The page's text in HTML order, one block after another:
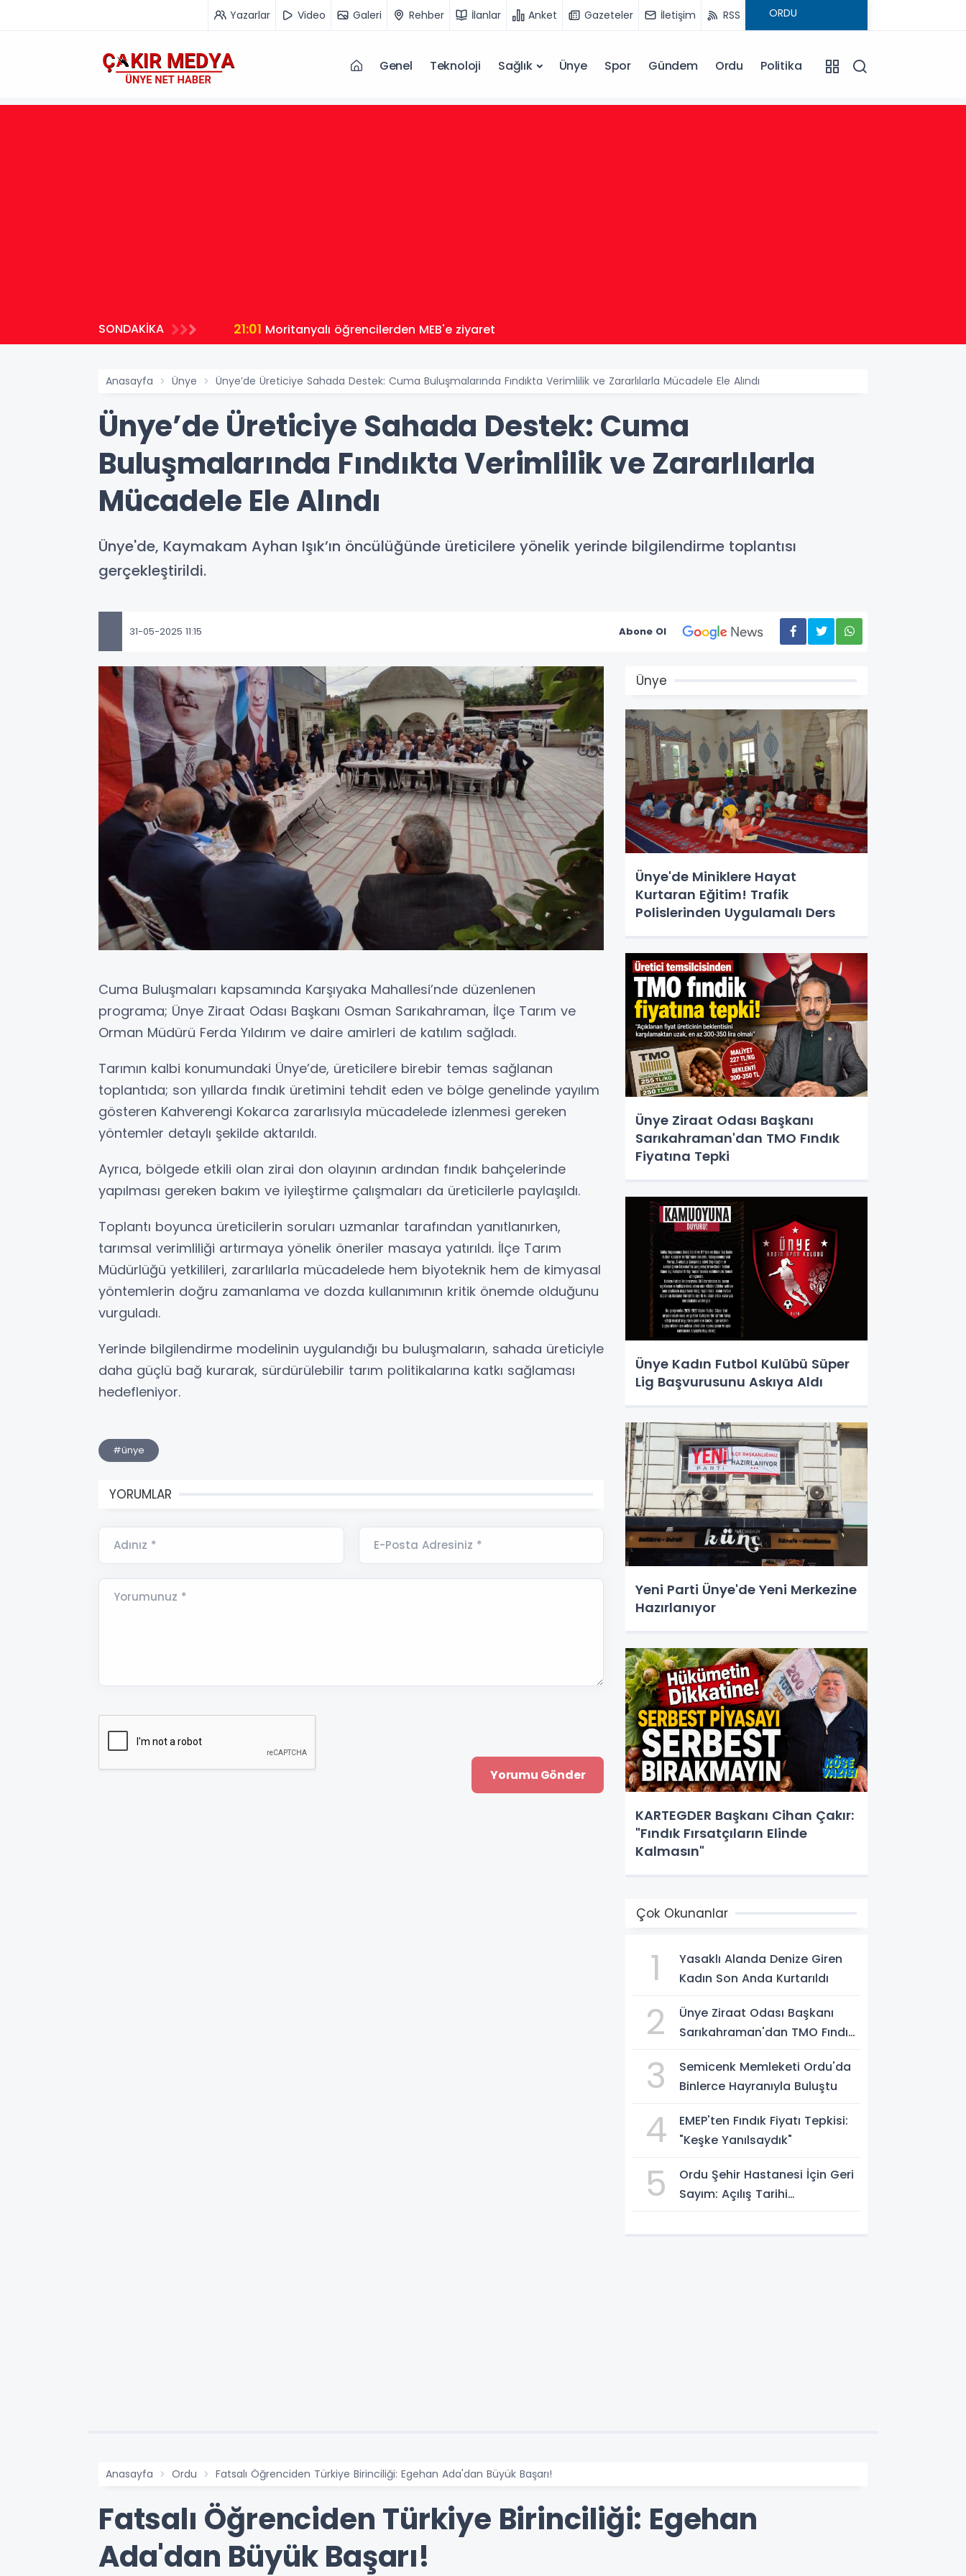
Yazarlar Video Galeri Rehber İlanlar Anket Gazeteler İletişim RSS
Genel Teknoloji Sağlık Ünye Spor Gündem Ordu Politika
SONDAKİKA 21:01 Moritanyalı öğrencilerden MEB'e ziyaret
Anasayfa Ünye Ünye’de Üreticiye Sahada Destek: Cuma Buluşmalarında Fındıkta Verimlilik ve Zararlılarla Mücadele Ele Alındı
Ünye’de Üreticiye Sahada Destek: Cuma
Buluşmalarında Fındıkta Verimlilik ve Zararlılarla
Mücadele Ele Alındı
Ünye'de, Kaymakam Ayhan Işık’ın öncülüğünde üreticilere yönelik yerinde bilgilendirme toplantısı
gerçekleştirildi.
31-05-2025 11:15 Abone Ol
Cuma Buluşmaları kapsamında Karşıyaka Mahallesi’nde düzenlenen
programa; Ünye Ziraat Odası Başkanı Osman Sarıkahraman, İlçe Tarım ve
Orman Müdürü Ferda Yıldırım ve daire amirleri de katılım sağladı.
Tarımın kalbi konumundaki Ünye’de, üreticilere birebir temas sağlanan
toplantıda; son yıllarda fındık üretimini tehdit eden ve bölge genelinde yayılım
gösteren Kahverengi Kokarca zararlısıyla mücadelede izlenmesi gereken
yöntemler detaylı şekilde aktarıldı.
Ayrıca, bölgede etkili olan zirai don olayının ardından fındık bahçelerinde
yapılması gereken bakım ve iyileştirme çalışmaları da üreticilerle paylaşıldı.
Toplantı boyunca üreticilerin soruları uzmanlar tarafından yanıtlanırken,
tarımsal verimliliği artırmaya yönelik öneriler masaya yatırıldı. İlçe Tarım
Müdürlüğü yetkilileri, zararlılarla mücadelede hem biyoteknik hem de kimyasal
yöntemlerin doğru zamanlama ve dozda kullanımının kritik önemde olduğunu
vurguladı.
Yerinde bilgilendirme modelinin uygulandığı bu buluşmaların, sahada üreticiyle
daha güçlü bağ kurarak, sürdürülebilir tarım politikalarına katkı sağlaması
hedefleniyor.
#ünye
YORUMLAR
Adınız * E-Posta Adresiniz *
Yorumunuz *
Ünye
Ünye'de Miniklere Hayat
Kurtaran Eğitim! Trafik
Polislerinden Uygulamalı Ders
Ünye Ziraat Odası Başkanı
Sarıkahraman'dan TMO Fındık
Fiyatına Tepki
Ünye Kadın Futbol Kulübü Süper
Lig Başvurusunu Askıya Aldı
Yeni Parti Ünye'de Yeni Merkezine
Hazırlanıyor
KARTEGDER Başkanı Cihan Çakır:
"Fındık Fırsatçıların Elinde
Kalmasın"
Çok Okunanlar
1
Yasaklı Alanda Denize Giren
Kadın Son Anda Kurtarıldı
2
Ünye Ziraat Odası Başkanı
Sarıkahraman'dan TMO Fındık
3
Semicenk Memleketi Ordu'da
Binlerce Hayranıyla Buluştu
4
EMEP'ten Fındık Fiyatı Tepkisi:
"Keşke Yanılsaydık"
5
Ordu Şehir Hastanesi İçin Geri
Sayım: Açılış Tarihi
Anasayfa Ordu Fatsalı Öğrenciden Türkiye Birinciliği: Egehan Ada'dan Büyük Başarı!
Fatsalı Öğrenciden Türkiye Birinciliği: Egehan
Ada'dan Büyük Başarı!